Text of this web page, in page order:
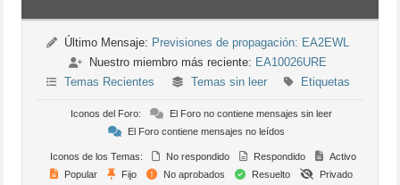
Último Mensaje: Previsiones de propagación: EA2EWL
Nuestro miembro más reciente: EA10026URE
Temas Recientes
Temas sin leer Etiquetas
Iconos del Foro:
El Foro no contiene mensajes sin leer
El Foro contiene mensajes no leídos
Iconos de los Temas: No respondido Respondido
Activo
Popular
Fijo No aprobados Resuelto
Privado